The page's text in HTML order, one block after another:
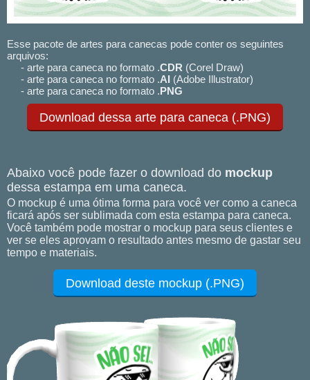
Esse pacote de artes para canecas pode conter os seguintes
arquivos:
- arte para caneca no formato .CDR (Corel Draw)
- arte para caneca no formato .AI (Adobe Illustrator)
- arte para caneca no formato .PNG
Download dessa arte para caneca (.PNG)
Abaixo você pode fazer o download do mockup
dessa estampa em uma caneca.
O mockup é uma ótima forma para você ver como a caneca
ficará após ser sublimada com esta estampa para caneca.
Você também pode mostrar o mockup para seus clientes e
ver se eles aprovam o resultado antes mesmo de gastar seu
tempo e materiais.
Download deste mockup (.PNG)